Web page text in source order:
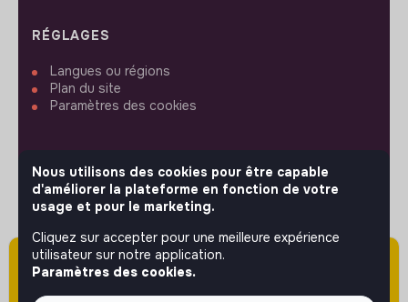
Attention cette annonce a été publiée il y a
plus de 60 jours (le 09/04/2026) et est sans
RÉGLAGES
Langues ou régions
Plan du site
Paramètres des cookies
SUIVEZ-NOUS
© 2026 jobs that makesense.
Nous utilisons des cookies pour être capable
d'améliorer la plateforme en fonction de votre
usage et pour le marketing.
Cliquez sur accepter pour une meilleure expérience
utilisateur sur notre application.
Paramètres des cookies.